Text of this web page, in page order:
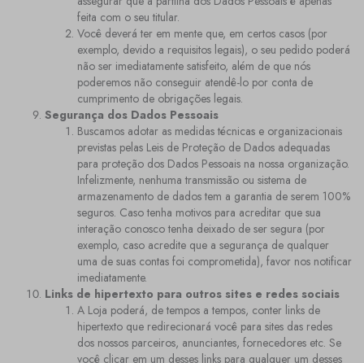
feita com o seu titular.
Você deverá ter em mente que, em certos casos (por
exemplo, devido a requisitos legais), o seu pedido poderá
não ser imediatamente satisfeito, além de que nós
poderemos não conseguir atendê-lo por conta de
cumprimento de obrigações legais.
Segurança dos Dados Pessoais
Buscamos adotar as medidas técnicas e organizacionais
previstas pelas Leis de Proteção de Dados adequadas
para proteção dos Dados Pessoais na nossa organização.
Infelizmente, nenhuma transmissão ou sistema de
armazenamento de dados tem a garantia de serem 100%
seguros. Caso tenha motivos para acreditar que sua
interação conosco tenha deixado de ser segura (por
exemplo, caso acredite que a segurança de qualquer
uma de suas contas foi comprometida), favor nos notificar
imediatamente.
Links de hipertexto para outros sites e redes sociais
A Loja poderá, de tempos a tempos, conter links de
hipertexto que redirecionará você para sites das redes
dos nossos parceiros, anunciantes, fornecedores etc. Se
você clicar em um desses links para qualquer um desses